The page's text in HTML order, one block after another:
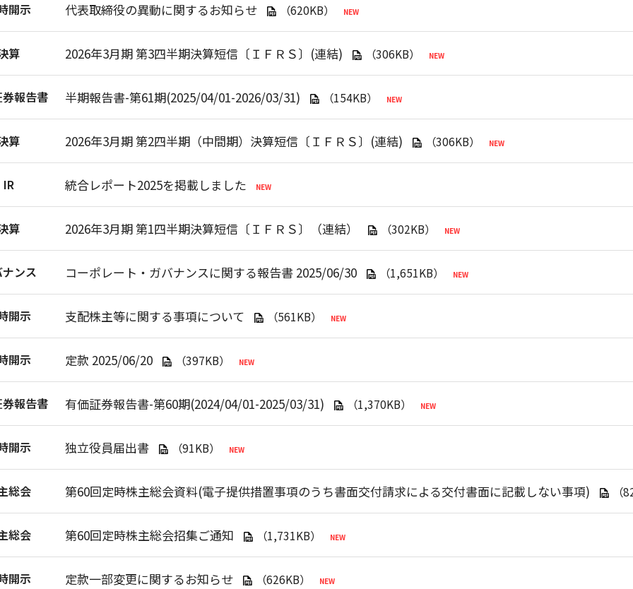
開示 代表取締役の異動に関するお知らせ （620KB）
算 2026年3月期 第3四半期決算短信〔ＩＦＲＳ〕(連結) （306KB）
報告書 半期報告書-第61期(2025/04/01-2026/03/31) （154KB）
算 2026年3月期 第2四半期（中間期）決算短信〔ＩＦＲＳ〕(連結) （306KB）
IR 統合レポート2025を掲載しました
算 2026年3月期 第1四半期決算短信〔ＩＦＲＳ〕（連結） （302KB）
ンス コーポレート・ガバナンスに関する報告書 2025/06/30 （1,651KB）
開示 支配株主等に関する事項について （561KB）
開示 定款 2025/06/20 （397KB）
報告書 有価証券報告書-第60期(2024/04/01-2025/03/31) （1,370KB）
開示 独立役員届出書 （91KB）
総会 第60回定時株主総会資料(電子提供措置事項のうち書面交付請求による交付書面に記載しない事項) （
総会 第60回定時株主総会招集ご通知 （1,731KB）
開示 定款一部変更に関するお知らせ （626KB）